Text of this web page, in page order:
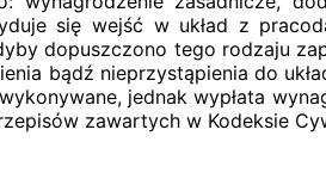
się wejść w układ z
dopuszczono tego rodzaju
bądź nieprzystąpienia do
jednak wypłata
zawartych w Kodeksie